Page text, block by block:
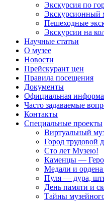
Экскурсия по
Экскурсионный
Пешеходные
Экскурсии на
Научные статьи
О музее
Новости
Прейскурант цен
Правила посещения
Документы
Официальная
Часто задаваемые
Контакты
Специальные проекты
Виртуальный
Город трудовой
Сто лет Музею!
Каменцы —
Медали и
Пуля — дура,
День памяти и
Тайны